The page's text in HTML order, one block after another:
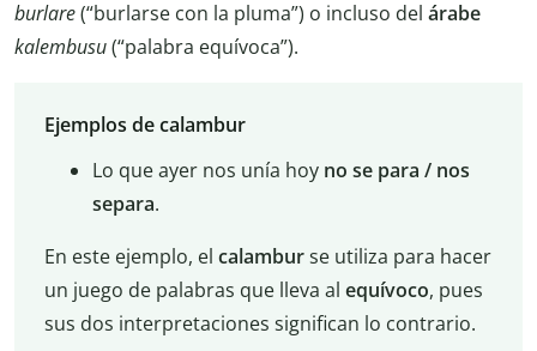
burlare(“burlarse con la pluma”) o incluso del árabe
kalembusu(“palabra equívoca”).
Ejemplos de calambur
Lo que ayer nos unía hoy no se para / nos
separa.
En este ejemplo, el calamburse utiliza para hacer
un juego de palabras que lleva al equívoco, pues
sus dos interpretaciones significan lo contrario.